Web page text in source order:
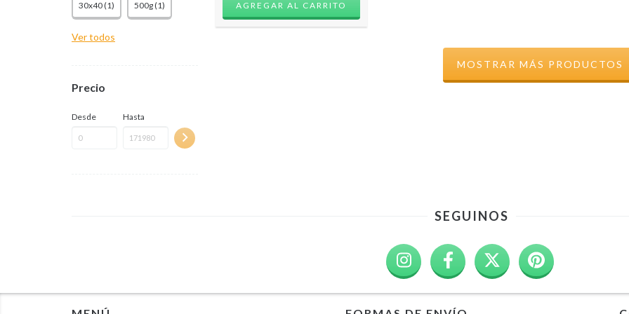
30x40 (1) 500g (1)
Ver todos
Precio
Desde Hasta
MOSTRAR MÁS PRODUCTOS
SEGUINOS